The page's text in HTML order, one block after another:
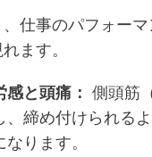
仕事のパフォー
ます。
と頭痛： 側頭筋
、締め付けられる
ります。